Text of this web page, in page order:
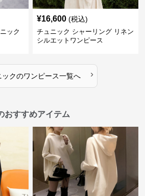
ック
¥16,600 (税込)
チュニック シャーリング リネン
シルエットワンピース
クのワンピース一覧へ ›
おすすめアイテム